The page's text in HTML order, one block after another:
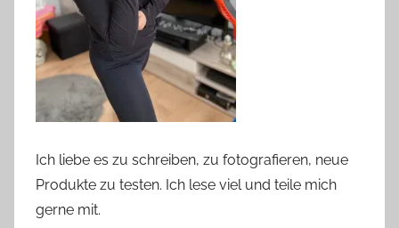
Ich liebe es zu schreiben, zu fotografieren, neue
Produkte zu testen. Ich lese viel und teile mich
gerne mit.